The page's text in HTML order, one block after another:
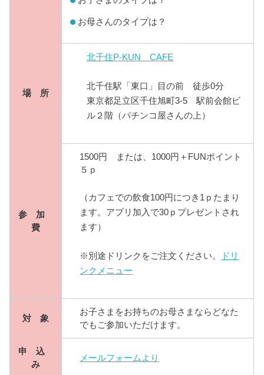
お母さんのタイプは？
場 所
北千住P-KUN CAFE
北千住駅「東口」目の前 徒歩0分
東京都足立区千住旭町3-5 駅前会館ビ
ル２階（パチンコ屋さんの上）
参 加
費
1500円 または、1000円＋FUNポイント
５ｐ
（カフェでの飲食100円につき1ｐたまり
ます。アプリ加入で30ｐプレゼントされ
ます）
※別途ドリンクをご注文ください。
ドリ
ンクメニュー
対 象
お子さまをお持ちのお母さまならどなた
でもご参加いただけます。
申 込
み
メールフォームより